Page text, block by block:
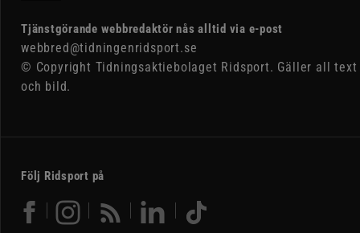
Tjänstgörande webbredaktör nås alltid via e-post
webbred@tidningenridsport.se
© Copyright Tidningsaktiebolaget Ridsport. Gäller all text
och bild.
Följ Ridsport på